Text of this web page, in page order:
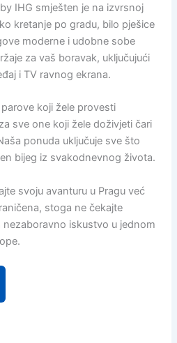
IHG smješten je na izvrsnoj
kretanje po gradu, bilo pješice
moderne i udobne sobe
za vaš boravak, uključujući
i TV ravnog ekrana.
koji žele provesti
sve one koji žele doživjeti čari
ponuda uključuje sve što
bijeg iz svakodnevnog života.
svoju avanturu u Pragu već
stoga ne čekajte
nezaboravno iskustvo u jednom